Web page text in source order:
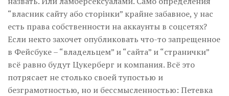
“власник сайту або сторінки” крайне забавное, у нас
есть права собственности на аккаунты в соцсетях?
Если некто захочет опубликовать что-то запрещенное
в Фейсбуке – “владельцем” и “сайта” и “странички”
всё равно будут Цукерберг и компания. Всё это
потрясает не столько своей тупостью и
безграмотностью, но и бессмысленностью: Петевка